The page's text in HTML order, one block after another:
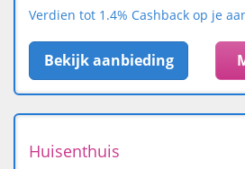
Verdien tot 1.4% Cashback op je
Bekijk aanbieding
Huisenthuis